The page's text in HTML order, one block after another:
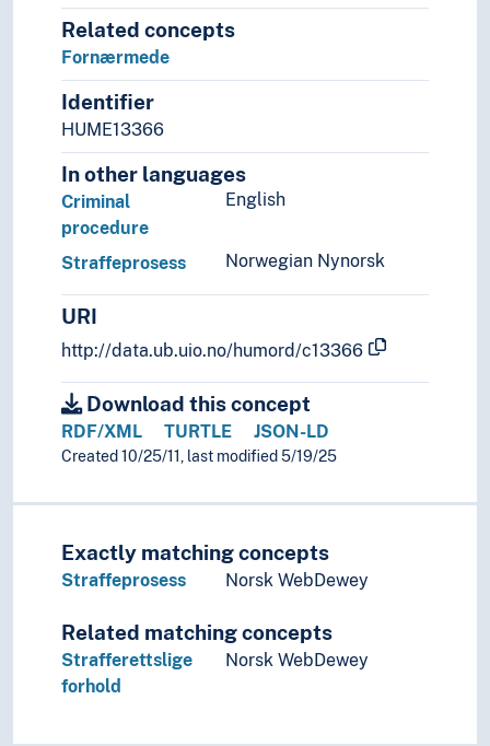
Related concepts
Fornærmede
Identifier
HUME13366
In other languages
English
Criminal
procedure
Norwegian Nynorsk
Straffeprosess
URI
http://data.ub.uio.no/humord/c13366
Download this concept
RDF/XML TURTLE JSON-LD
Created 10/25/11, last modified 5/19/25
Exactly matching concepts
Straffeprosess Norsk WebDewey
Related matching concepts
Strafferettslige
forhold
Norsk WebDewey